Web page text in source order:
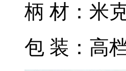
柄 材：米
包 装：高